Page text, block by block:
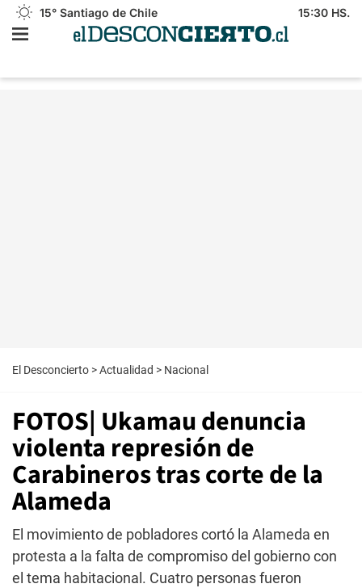
15° Santiago de Chile 15:30 HS.
El Desconcierto >Actualidad > Nacional
FOTOS| Ukamau denuncia
violenta represión de
Carabineros tras corte de la
Alameda
El movimiento de pobladores cortó la Alameda en
protesta a la falta de compromiso del gobierno con
el tema habitacional. Cuatro personas fueron